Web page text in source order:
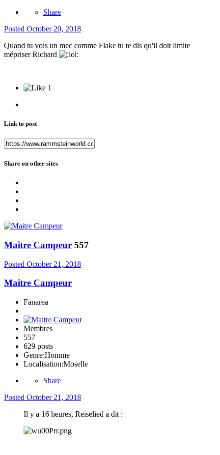
Share
Posted October 20, 2018
Quand tu vois un mec comme Flake tu te dis qu'il doit limite
mépriser Richard
1
Link to post
Share on other sites
Maitre Campeur 557
Posted October 21, 2018
Maitre Campeur
Fanarea
Membres
557
629 posts
Genre:Homme
Localisation:Moselle
Share
Posted October 21, 2018
Il y a 16 heures, Reiselied a dit :